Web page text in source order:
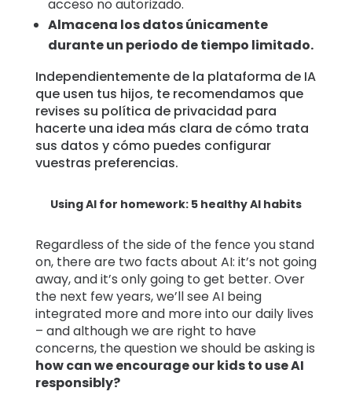
acceso no autorizado.
Almacena los datos únicamente
durante un periodo de tiempo limitado.
Independientemente de la plataforma de IA
que usen tus hijos, te recomendamos que
revises su política de privacidad para
hacerte una idea más clara de cómo trata
sus datos y cómo puedes configurar
vuestras preferencias.
Using AI for homework: 5 healthy AI habits
Regardless of the side of the fence you stand
on, there are two facts about AI: it’s not going
away, and it’s only going to get better. Over
the next few years, we’ll see AI being
integrated more and more into our daily lives
– and although we are right to have
concerns, the question we should be asking is
how can we encourage our kids to use AI
responsibly?